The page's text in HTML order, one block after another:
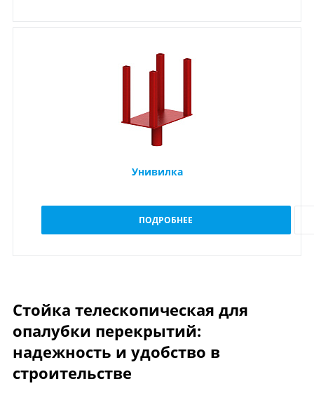
Унивилка
ПОДРОБНЕЕ
Стойка телескопическая для
опалубки перекрытий:
надежность и удобство в
строительстве